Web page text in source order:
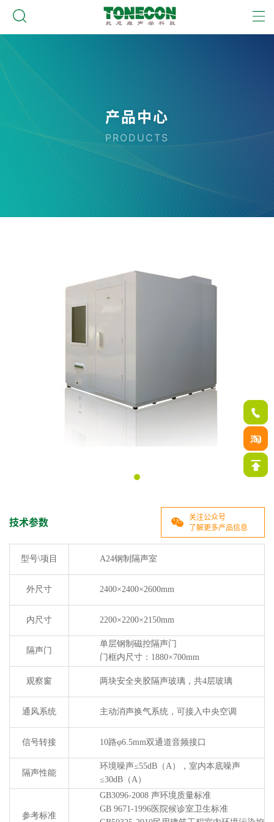
产品中心
PRODUCTS
技术参数
关注公众号
了解更多产品信息
型号\项目 A24钢制隔声室
外尺寸 2400×2400×2600mm
内尺寸 2200×2200×2150mm
隔声门
单层钢制磁控隔声门
门框内尺寸：1880×700mm
观察窗 两块安全夹胶隔声玻璃，共4层玻璃
通风系统 主动消声换气系统，可接入中央空调
信号转接 10路φ6.5mm双通道音频接口
隔声性能
环境噪声≤55dB（A），室内本底噪声
≤30dB（A）
参考标准
GB3096-2008 声环境质量标准
GB 9671-1996医院候诊室卫生标准